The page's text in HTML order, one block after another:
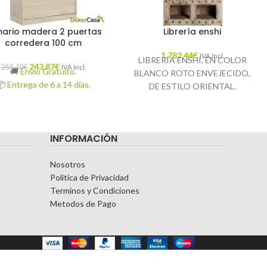
madera 2 puertas
corredera 100 cm
268,40€ 243,87€ IVA Incl.
🚚Envío Gratuito.
Entrega de 6 a 14 días.
Librería enshi
1.782,44€ IVA Incl.
LIBRERÍA ENSHI, EN COLOR
BLANCO ROTO ENVEJECIDO,
DE ESTILO ORIENTAL.
INFORMACIÓN
Nosotros
Politica de Privacidad
Terminos y Condiciones
Metodos de Pago